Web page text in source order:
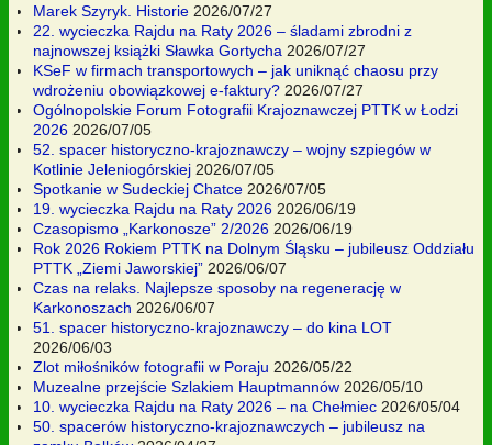
Marek Szyryk. Historie 2026/07/27
22. wycieczka Rajdu na Raty 2026 – śladami zbrodni z
najnowszej książki Sławka Gortycha 2026/07/27
KSeF w firmach transportowych – jak uniknąć chaosu przy
wdrożeniu obowiązkowej e-faktury? 2026/07/27
Ogólnopolskie Forum Fotografii Krajoznawczej PTTK w Łodzi
2026 2026/07/05
52. spacer historyczno-krajoznawczy – wojny szpiegów w
Kotlinie Jeleniogórskiej 2026/07/05
Spotkanie w Sudeckiej Chatce 2026/07/05
19. wycieczka Rajdu na Raty 2026 2026/06/19
Czasopismo „Karkonosze” 2/2026 2026/06/19
Rok 2026 Rokiem PTTK na Dolnym Śląsku – jubileusz Oddziału
PTTK „Ziemi Jaworskiej” 2026/06/07
Czas na relaks. Najlepsze sposoby na regenerację w
Karkonoszach 2026/06/07
51. spacer historyczno-krajoznawczy – do kina LOT
2026/06/03
Zlot miłośników fotografii w Poraju 2026/05/22
Muzealne przejście Szlakiem Hauptmannów 2026/05/10
10. wycieczka Rajdu na Raty 2026 – na Chełmiec 2026/05/04
50. spacerów historyczno-krajoznawczych – jubileusz na